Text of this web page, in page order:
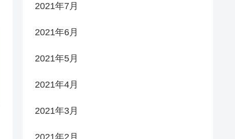
2021年7月
2021年6月
2021年5月
2021年4月
2021年3月
2021年2月